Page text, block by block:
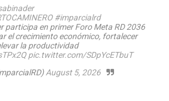
#imparcialrd
participa en primer Foro Meta RD 2036
el crecimiento económico, fortalecer
la productividad
pic.twitter.com/SDpYcETbuT
August 5, 2026